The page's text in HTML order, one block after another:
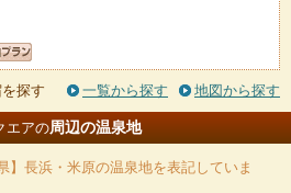
探す 一覧から探す 地図から探す
エアの周辺の温泉地
】長浜・米原の温泉地を表記していま